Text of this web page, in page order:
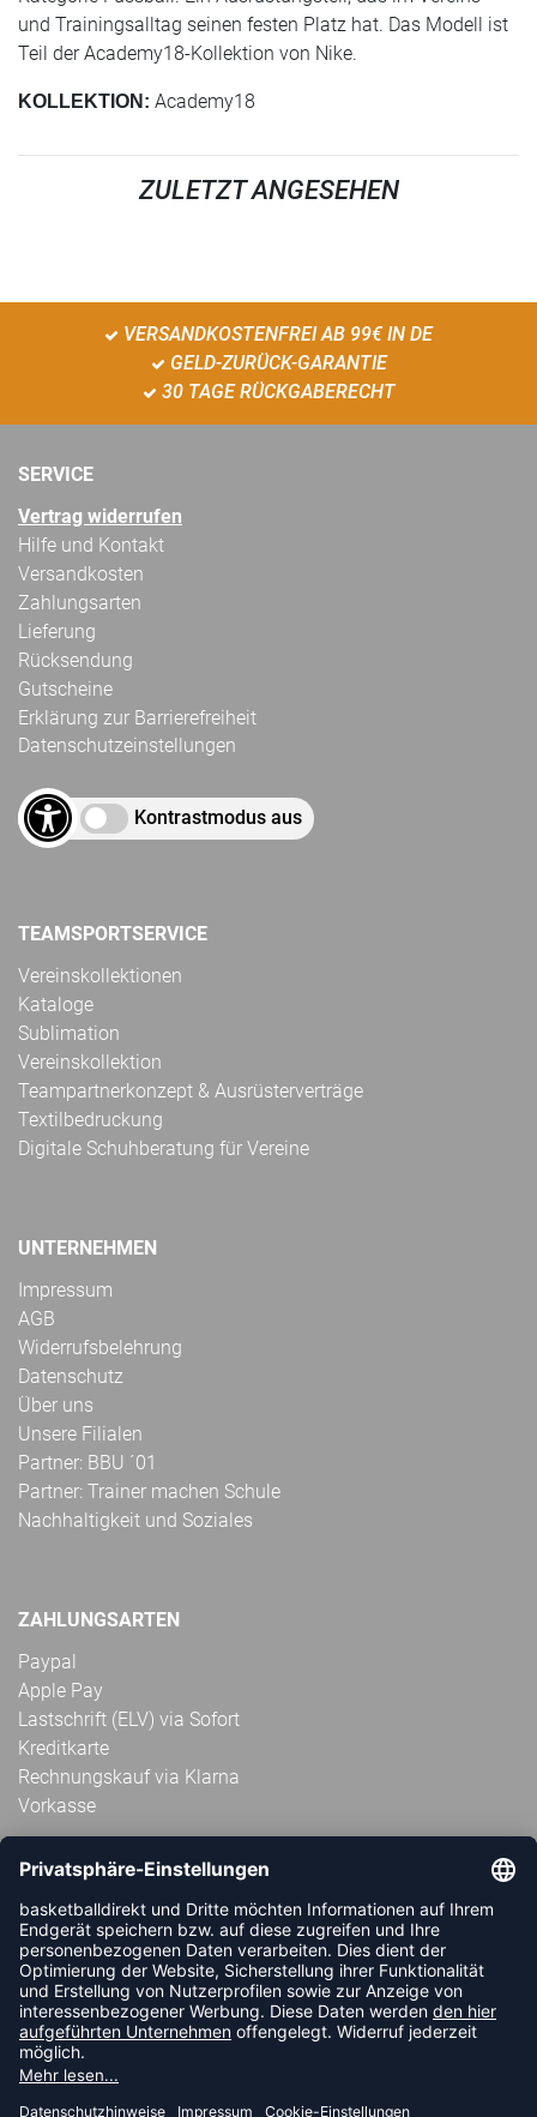
und Trainingsalltag seinen festen Platz hat. Das Modell ist
Teil der Academy18-Kollektion von Nike.
KOLLEKTION: Academy18
ZULETZT ANGESEHEN
VERSANDKOSTENFREI AB 99€ IN DE
GELD-ZURÜCK-GARANTIE
30 TAGE RÜCKGABERECHT
SERVICE
Vertrag widerrufen
Hilfe und Kontakt
Versandkosten
Zahlungsarten
Lieferung
Rücksendung
Gutscheine
Erklärung zur Barrierefreiheit
Datenschutzeinstellungen
Kontrastmodus aus
TEAMSPORTSERVICE
Vereinskollektionen
Kataloge
Sublimation
Vereinskollektion
Teampartnerkonzept & Ausrüsterverträge
Textilbedruckung
Digitale Schuhberatung für Vereine
UNTERNEHMEN
Impressum
AGB
Widerrufsbelehrung
Datenschutz
Über uns
Unsere Filialen
Partner: BBU ´01
Partner: Trainer machen Schule
Nachhaltigkeit und Soziales
ZAHLUNGSARTEN
Paypal
Apple Pay
Lastschrift (ELV) via Sofort
Kreditkarte
Rechnungskauf via Klarna
Vorkasse
ABONNIERE JETZT DEN KOSTENLOSEN
HANDBALLDIREKT-NEWSLETTER UND VERPASSE KEINE
NEUIGKEIT ODER AKTION MEHR.
JETZT ANMELDEN